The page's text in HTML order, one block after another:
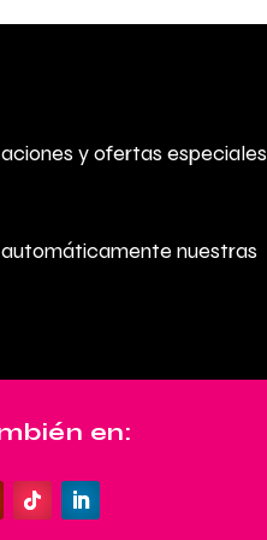
y ofertas especiales
nuestras
en: